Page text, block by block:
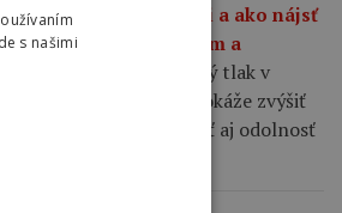
na cestnom bicykli a ako nájsť
medzi komfortom a
Správne zvolený tlak v
cestného bicykla dokáže zvýšiť
komfort, priľnavosť aj odolnosť
s našimi